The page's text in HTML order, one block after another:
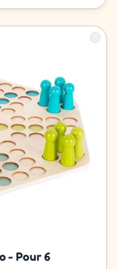
- Pour 6